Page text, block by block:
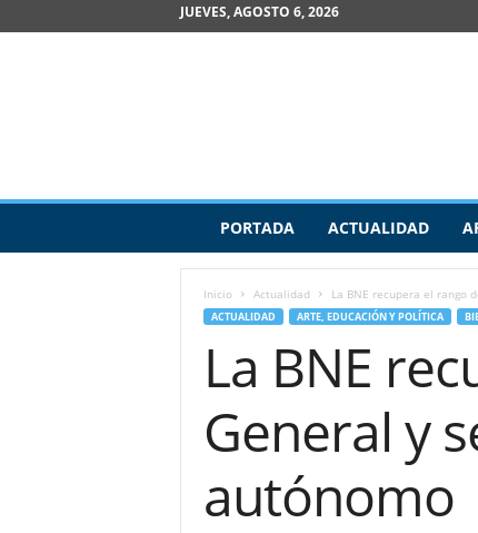
JUEVES, AGOSTO 6, 2026
v
PORTADA ACTUALIDAD
Inicio Actualidad La BNE recupera el rango
ACTUALIDAD ARTE, EDUCACIÓN Y POLÍTICA
La BNE
General y
autónomo